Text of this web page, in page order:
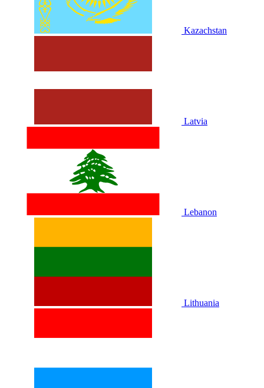
Kazachstan
Latvia
Lebanon
Lithuania